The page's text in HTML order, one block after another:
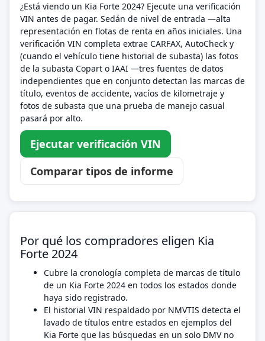
¿Está viendo un Kia Forte 2024? Ejecute una verificación
VIN antes de pagar. Sedán de nivel de entrada —alta
representación en flotas de renta en años iniciales. Una
verificación VIN completa extrae CARFAX, AutoCheck y
(cuando el vehículo tiene historial de subasta) las fotos
de la subasta Copart o IAAI —tres fuentes de datos
independientes que en conjunto detectan las marcas de
título, eventos de accidente, vacíos de kilometraje y
fotos de subasta que una prueba de manejo casual
pasará por alto.
Ejecutar verificación VIN
Comparar tipos de informe
Por qué los compradores eligen Kia
Forte 2024
Cubre la cronología completa de marcas de título
de un Kia Forte 2024 en todos los estados donde
haya sido registrado.
El historial VIN respaldado por NMVTIS detecta el
lavado de títulos entre estados en ejemplos del
Kia Forte que las búsquedas en un solo DMV no